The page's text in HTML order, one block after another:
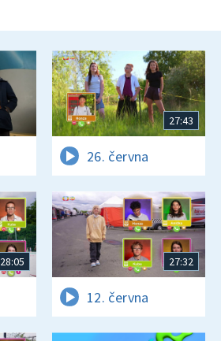
27:43
26. června
28:05 27:32
12. června